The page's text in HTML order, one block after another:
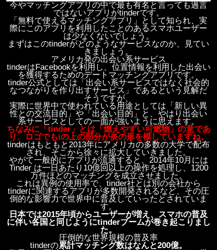
今やマッチングアプリの中で最も有名と言っても過言
ではないアプリがtinderです。
「無料で使えるマッチングアプリ」として知られ、実
際にこのアプリを利用したことのあるスマホユーザー
は少なくないでしょう。
まずはこのtinderがどのようなサービスなのか、見てい
きましょう。
アメリカ発の出会い系サービス
tinderはFacebookを利用し、位置情報を利用した出会い
を獲得するためのデートマッチングアプリです。
tinder公式としては「出会い系サービスではなく社会的
なつながりを作り出すサービス」であるという見解だ
そうですが、
実際に世界中で使われている用途としては「新しい異
性との交流目的」や「出会い目的」と、やはり出会い
系サービスとしての一面が強いように思えます。
ちなみに「tinder」とは「燃えやすい可燃物」の意であ
り、ロゴでもiの上の部分が炎の形を模していますね。
tinderはもともと2013年にアメリカの多数の大学で配布
され、そこから徐々に拡大していきました。
やがて一般的にアプリが流通すると、2014年10月には
Tinder は一日あたり10億回以上の操作を処理し、1200
万件ほどのマッチングを成立させました。
これは異例の使用率で、tinder社とは別の会社から
tinderに関連するアプリが多数開発されるなど、その圧
倒的な影響力で世界中に普及していったとされていま
す。
日本では2015年頃からユーザーが増え、スマホの普及
に伴い各国と同じようにtinderブームが巻き起こりまし
た。
圧倒的な世界規模の普及率
tinderの累計マッチング数はなんと200億。